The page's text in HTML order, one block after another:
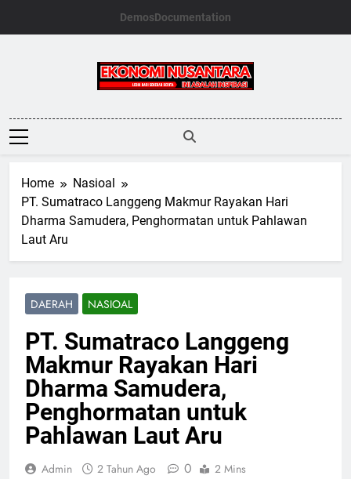
DemosDocumentation
Ekonomi
Nusantara
Home
Nasioal
PT. Sumatraco Langgeng Makmur Rayakan Hari
Dharma Samudera, Penghormatan untuk Pahlawan
Laut Aru
DAERAH NASIOAL
PT. Sumatraco Langgeng
Makmur Rayakan Hari
Dharma Samudera,
Penghormatan untuk
Pahlawan Laut Aru
Admin 2 Tahun Ago 0 2 Mins